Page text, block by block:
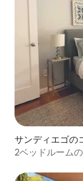
サンディエゴの
2ベッドルーム